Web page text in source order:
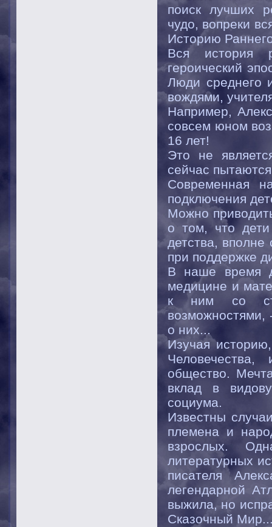
поиск лучших
чудо, вопреки
Историю
Вся история
героический
Люди среднего
вождями,
Например,
совсем юном
16 лет!
Это не
сейчас
Современная
подключения
Можно
о том, что
детства,
при поддержке
В наше время
медицине и
к ним со
возможностями,
о них...
Изучая
общество.
вклад в
социума.
Известны
племена и
взрослых.
литературных
писателя
легендарной
выжила, но
Сказочный